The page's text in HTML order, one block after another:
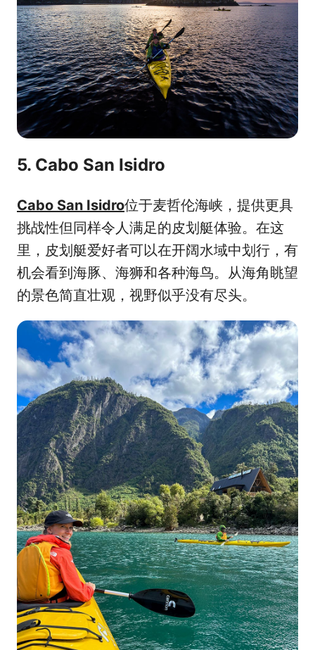
5. Cabo San Isidro
Cabo San Isidro位于麦哲伦海峡，提供更具
挑战性但同样令人满足的皮划艇体验。在这
里，皮划艇爱好者可以在开阔水域中划行，有
机会看到海豚、海狮和各种海鸟。从海角眺望
的景色简直壮观，视野似乎没有尽头。